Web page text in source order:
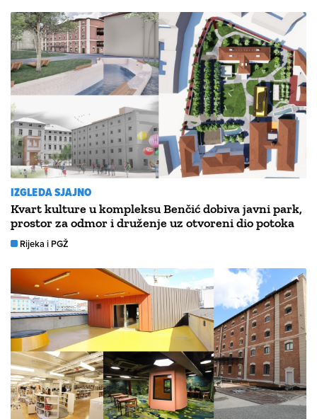
IZGLEDA SJAJNO
Kvart kulture u kompleksu Benčić dobiva javni park,
prostor za odmor i druženje uz otvoreni dio potoka
Rijeka i PGŽ